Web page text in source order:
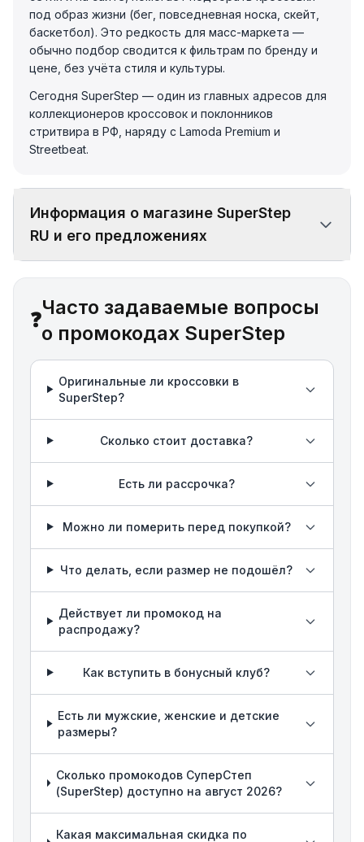
под образ жизни (бег, повседневная носка, скейт,
баскетбол). Это редкость для масс-маркета —
обычно подбор сводится к фильтрам по бренду и
цене, без учёта стиля и культуры.
Сегодня SuperStep — один из главных адресов для
коллекционеров кроссовок и поклонников
стритвира в РФ, наряду с Lamoda Premium и
Streetbeat.
Информация о магазине SuperStep
RU и его предложениях
❓
Часто задаваемые вопросы
о промокодах SuperStep
Оригинальные ли кроссовки в
SuperStep?
Сколько стоит доставка?
Есть ли рассрочка?
Можно ли померить перед покупкой?
Что делать, если размер не подошёл?
Действует ли промокод на
распродажу?
Как вступить в бонусный клуб?
Есть ли мужские, женские и детские
размеры?
Сколько промокодов СуперСтеп
(SuperStep) доступно на август 2026?
Какая максимальная скидка по